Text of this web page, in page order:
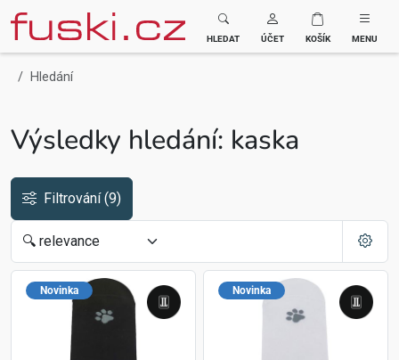
Fuski BOMA
HLEDAT ÚČET KOŠÍK MENU
Hledání
Výsledky hledání: kaska
Filtrování (9)
Novinka Novinka